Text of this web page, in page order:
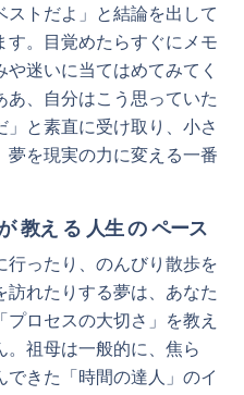
トだよ」と結論を出して
す。目覚めたらすぐにメモ
迷いに当てはめてみてく
、自分はこう思っていた
と素直に受け取り、小さ
夢を現実の力に変える一番
教え る 人生 の ペース
ったり、のんびり散歩を
訪れたりする夢は、あなた
ロセスの大切さ」を教え
。祖母は一般的に、焦ら
きた「時間の達人」のイ